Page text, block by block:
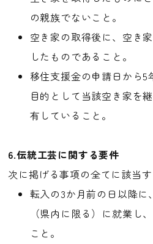
の親族でないこと。
空き家の取得後に、空き
したものであること。
移住支援金の申請日から5
目的として当該空き家を
有していること。
6.伝統工芸に関する要件
次に掲げる事項の全てに該当す
転入の3か月前の日以降に、
（県内に限る）に就業し
こと。